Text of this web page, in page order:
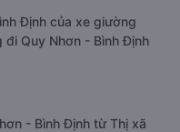
Định của xe giường
đi Quy Nhơn - Bình Định
- Bình Định từ Thị xã